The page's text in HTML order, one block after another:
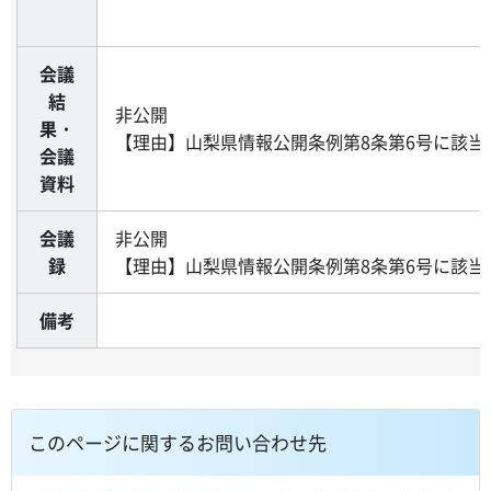
会議
結
果・
会議
資料
非公開
【理由】山梨県情報公開条例第8条第6号に該
会議
録
非公開
【理由】山梨県情報公開条例第8条第6号に該
備考
このページに関するお問い合わせ先